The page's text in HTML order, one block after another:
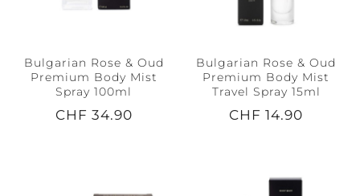
Bulgarian Rose & Oud
Premium Body Mist
Spray 100ml
CHF 34.90
Bulgarian Rose & Oud
Premium Body Mist
Travel Spray 15ml
CHF 14.90